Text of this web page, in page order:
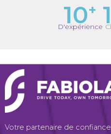
10+
D'expérience
Votre partenaire de
Facebook
LinkedIn
Instagram
Twitter